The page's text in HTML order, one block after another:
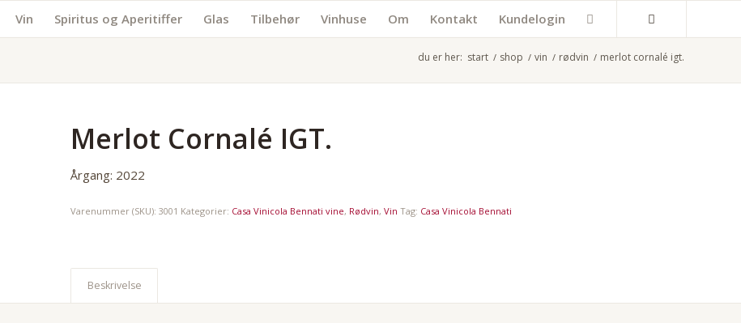
Vin Spiritus og Aperitiffer Glas Tilbehør Vinhuse Om Kontakt Kundelogin
du er her: start / shop / vin / rødvin / merlot cornalé igt.
Merlot Cornalé IGT.
Årgang: 2022
Varenummer (SKU):3001 Kategorier: Casa Vinicola Bennati vine, Rødvin,Vin Tag: Casa Vinicola Bennati
Beskrivelse